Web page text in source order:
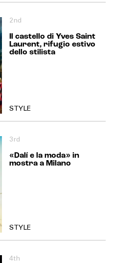
2nd
Il castello di Yves Saint
Laurent, rifugio estivo
dello stilista
STYLE
3rd
«Dalí e la moda» in
mostra a Milano
STYLE
4th